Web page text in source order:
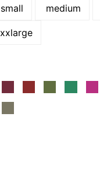
small medium
xxlarge